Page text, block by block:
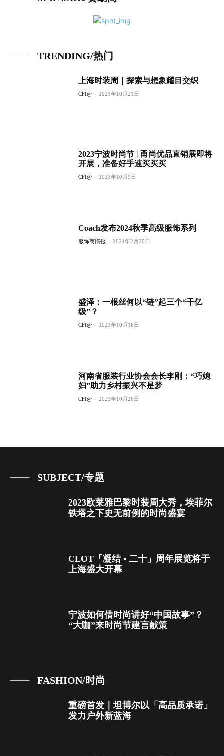
TRENDING/热门
上海时装周｜探索与想象耀目交织
CFI@ - 2023年10月21日
2023宁波时尚节 | 甬尚优品直销展即将
开展，准备好手速买买买
CFI@ - 2023年10月9日
Coach发布2024秋季高级服饰系列
服饰商情报 - 2024年2月20日
盛泽：一根丝何以“链”起三个“千亿
级”？
CFI@ - 2023年10月16日
河南省服装行业协会会长李刚：“巧媳
妇”助力乡村振兴不是梦
CFI@ - 2023年10月26日
SUBJECT/专题
2023欧莱雅巴黎时装周大秀，埃菲尔
铁塔之下史无前例的时尚盛宴
CLOT「凝结 • 二十」周年展览将于
上海盛大开幕
宁波如何借时尚讲好“中国故事”？
“大咖”来时尚节建言献策
FASHION/时尚
重磅首发｜坦博尔以「高品质承诺」
发力户外新蓝海